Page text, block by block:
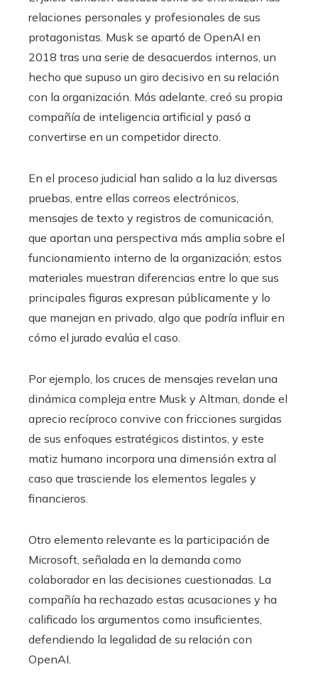
relaciones personales y profesionales de sus
protagonistas. Musk se apartó de OpenAI en
2018 tras una serie de desacuerdos internos, un
hecho que supuso un giro decisivo en su relación
con la organización. Más adelante, creó su propia
compañía de inteligencia artificial y pasó a
convertirse en un competidor directo.
En el proceso judicial han salido a la luz diversas
pruebas, entre ellas correos electrónicos,
mensajes de texto y registros de comunicación,
que aportan una perspectiva más amplia sobre el
funcionamiento interno de la organización; estos
materiales muestran diferencias entre lo que sus
principales figuras expresan públicamente y lo
que manejan en privado, algo que podría influir en
cómo el jurado evalúa el caso.
Por ejemplo, los cruces de mensajes revelan una
dinámica compleja entre Musk y Altman, donde el
aprecio recíproco convive con fricciones surgidas
de sus enfoques estratégicos distintos, y este
matiz humano incorpora una dimensión extra al
caso que trasciende los elementos legales y
financieros.
Otro elemento relevante es la participación de
Microsoft, señalada en la demanda como
colaborador en las decisiones cuestionadas. La
compañía ha rechazado estas acusaciones y ha
calificado los argumentos como insuficientes,
defendiendo la legalidad de su relación con
OpenAI.